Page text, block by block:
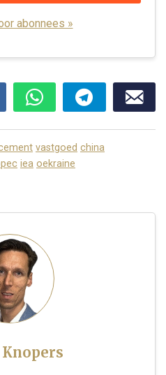
abonnees »
vastgoed china
iea oekraine